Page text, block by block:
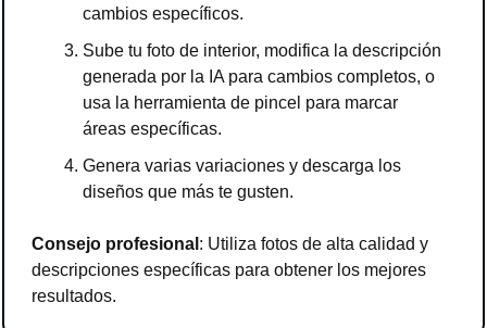
cambios específicos.
Sube tu foto de interior, modifica la descripción
generada por la IA para cambios completos, o
usa la herramienta de pincel para marcar
áreas específicas.
Genera varias variaciones y descarga los
diseños que más te gusten.
Consejo profesional : Utiliza fotos de alta calidad y
descripciones específicas para obtener los mejores
resultados.